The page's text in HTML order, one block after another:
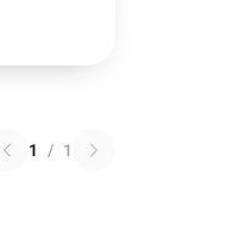
1 / 1